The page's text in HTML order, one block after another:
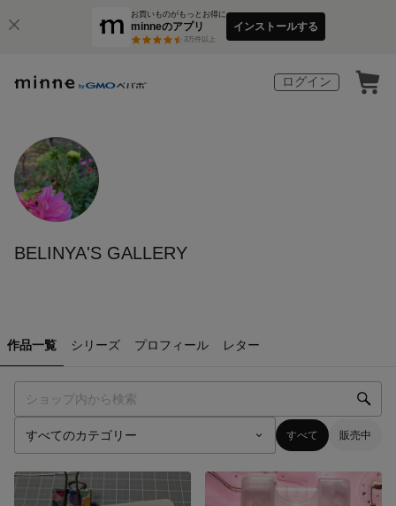
お買いものがもっとお得に
minneのアプリ
3万件以上
インストールする
ログイン
BELINYA'S GALLERY
作品一覧 シリーズ プロフィール レター
すべて 販売中